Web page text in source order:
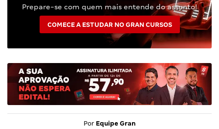
Prepare-se com quem mais entende do assunto!
COMECE A ESTUDAR NO GRAN CURSOS
Por Equipe Gran